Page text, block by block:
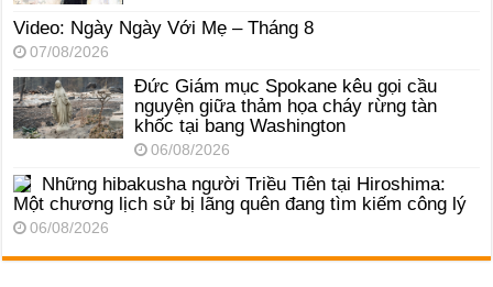
Video: Ngày Ngày Với Mẹ – Tháng 8
07/08/2026
Đức Giám mục Spokane kêu gọi cầu
nguyện giữa thảm họa cháy rừng tàn
khốc tại bang Washington
06/08/2026
Những hibakusha người Triều Tiên tại Hiroshima:
Một chương lịch sử bị lãng quên đang tìm kiếm công lý
06/08/2026